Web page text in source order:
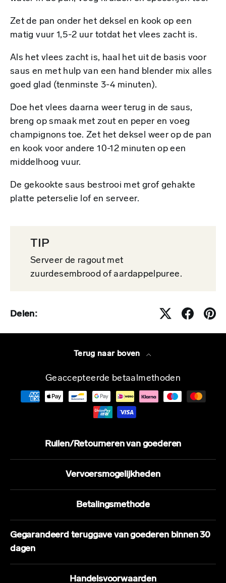
Zet de pan onder het deksel en kook op een
matig vuur 1,5-2 uur totdat het vlees zacht is.
Als het vlees zacht is, haal het uit de basis voor
saus en met hulp van een hand blender mix alles
goed glad (tenminste 3-4 minuten).
Doe het vlees daarna weer terug in de saus,
breng op smaak met zout en peper en voeg
champignons toe. Zet het deksel weer op de pan
en kook voor andere 10-12 minuten op een
middelhoog vuur.
De gekookte saus bestrooi met grof gehakte
platte peterselie lof en serveer.
TIP
Serveer de ragout met
zuurdesembrood of aardappelpuree.
Delen:
Terug naar boven
Geaccepteerde betaalmethoden
Ruilen/Retourneren van goederen
Vervoersmogelijkheden
Betalingsmethode
Gegarandeerd teruggave van goederen binnen 30
dagen
Handelsvoorwaarden